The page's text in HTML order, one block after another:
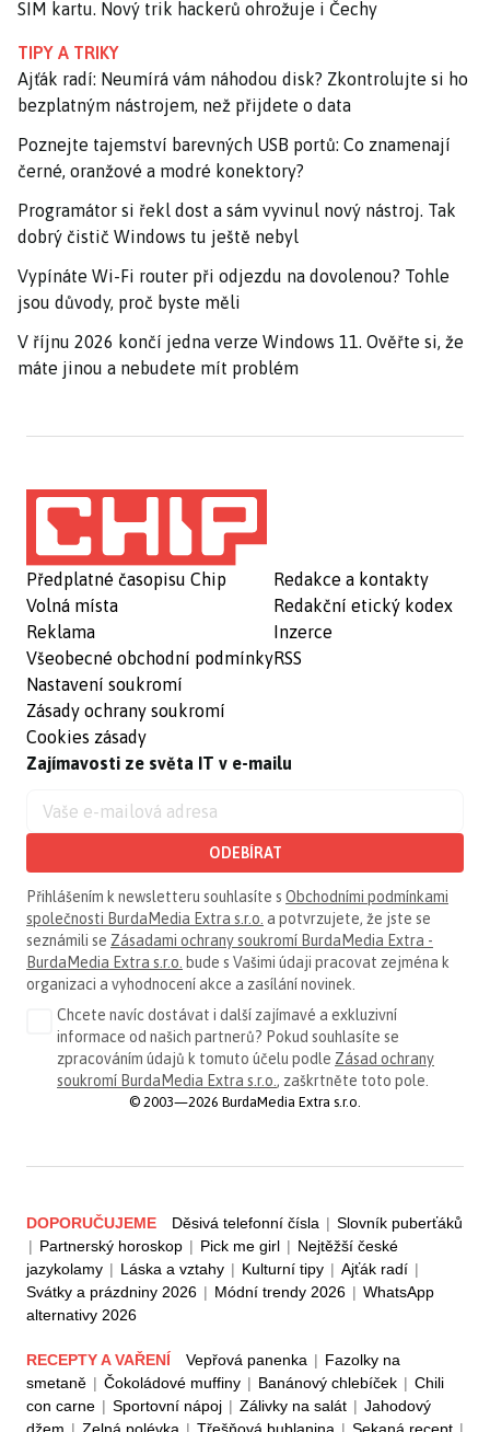
SIM kartu. Nový trik hackerů ohrožuje i Čechy
TIPY A TRIKY
Ajťák radí: Neumírá vám náhodou disk? Zkontrolujte si ho
bezplatným nástrojem, než přijdete o data
Poznejte tajemství barevných USB portů: Co znamenají
černé, oranžové a modré konektory?
Programátor si řekl dost a sám vyvinul nový nástroj. Tak
dobrý čistič Windows tu ještě nebyl
Vypínáte Wi-Fi router při odjezdu na dovolenou? Tohle
jsou důvody, proč byste měli
V říjnu 2026 končí jedna verze Windows 11. Ověřte si, že
máte jinou a nebudete mít problém
Předplatné časopisu Chip
Volná místa
Reklama
Všeobecné obchodní podmínky
Nastavení soukromí
Zásady ochrany soukromí
Cookies zásady
Redakce a kontakty
Redakční etický kodex
Inzerce
RSS
Zajímavosti ze světa IT v e-mailu
ODEBÍRAT
Přihlášením k newsletteru souhlasíte s Obchodními podmínkami
společnosti BurdaMedia Extra s.r.o. a potvrzujete, že jste se
seznámili se Zásadami ochrany soukromí BurdaMedia Extra -
BurdaMedia Extra s.r.o. bude s Vašimi údaji pracovat zejména k
organizaci a vyhodnocení akce a zasílání novinek.
Chcete navíc dostávat i další zajímavé a exkluzivní
informace od našich partnerů? Pokud souhlasíte se
zpracováním údajů k tomuto účelu podle Zásad ochrany
soukromí BurdaMedia Extra s.r.o. , zaškrtněte toto pole.
© 2003—2026 BurdaMedia Extra s.r.o.
DOPORUČUJEME Děsivá telefonní čísla | Slovník puberťáků
| Partnerský horoskop | Pick me girl | Nejtěžší české
jazykolamy | Láska a vztahy | Kulturní tipy | Ajťák radí |
Svátky a prázdniny 2026 | Módní trendy 2026 | WhatsApp
alternativy 2026
RECEPTY A VAŘENÍ Vepřová panenka | Fazolky na
smetaně | Čokoládové muffiny | Banánový chlebíček | Chili
con carne | Sportovní nápoj | Zálivky na salát | Jahodový